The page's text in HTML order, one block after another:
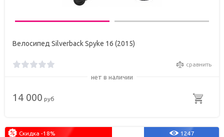
Велосипед Silverback Spyke 16 (2015)
сравнить
нет в наличии
14 000 руб
1247
Скидка -18%